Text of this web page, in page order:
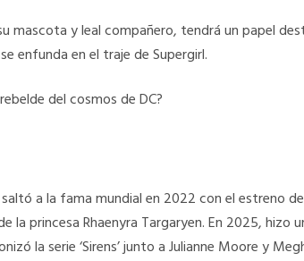
mascota y leal compañero, tendrá un papel
enfunda en el traje de Supergirl.
del cosmos de DC?
a la fama mundial en 2022 con el estreno de
la princesa Rhaenyra Targaryen. En 2025, hizo
la serie ‘Sirens’ junto a Julianne Moore y